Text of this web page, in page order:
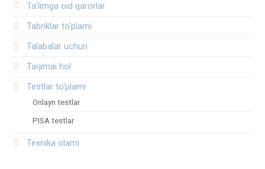
Ta’limga oid qarorlar
Tabriklar to'plami
Talabalar uchun
Tarjimai hol
Testlar to‘plami
Onlayn testlar
PISA testlar
Texnika olami